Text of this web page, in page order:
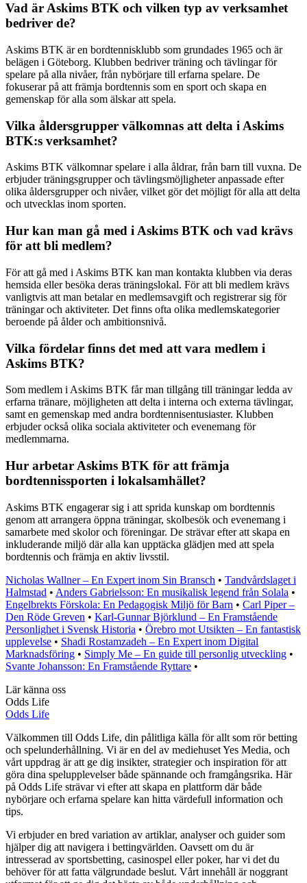
Vad är Askims BTK och vilken typ av verksamhet
bedriver de?
Askims BTK är en bordtennisklubb som grundades 1965 och är
belägen i Göteborg. Klubben bedriver träning och tävlingar för
spelare på alla nivåer, från nybörjare till erfarna spelare. De
fokuserar på att främja bordtennis som en sport och skapa en
gemenskap för alla som älskar att spela.
Vilka åldersgrupper välkomnas att delta i Askims
BTK:s verksamhet?
Askims BTK välkomnar spelare i alla åldrar, från barn till vuxna. De
erbjuder träningsgrupper och tävlingsmöjligheter anpassade efter
olika åldersgrupper och nivåer, vilket gör det möjligt för alla att delta
och utvecklas inom sporten.
Hur kan man gå med i Askims BTK och vad krävs
för att bli medlem?
För att gå med i Askims BTK kan man kontakta klubben via deras
hemsida eller besöka deras träningslokal. För att bli medlem krävs
vanligtvis att man betalar en medlemsavgift och registrerar sig för
träningar och aktiviteter. Det finns ofta olika medlemskategorier
beroende på ålder och ambitionsnivå.
Vilka fördelar finns det med att vara medlem i
Askims BTK?
Som medlem i Askims BTK får man tillgång till träningar ledda av
erfarna tränare, möjligheten att delta i interna och externa tävlingar,
samt en gemenskap med andra bordtennisentusiaster. Klubben
erbjuder också olika sociala aktiviteter och evenemang för
medlemmarna.
Hur arbetar Askims BTK för att främja
bordtennissporten i lokalsamhället?
Askims BTK engagerar sig i att sprida kunskap om bordtennis
genom att arrangera öppna träningar, skolbesök och evenemang i
samarbete med skolor och föreningar. De strävar efter att skapa en
inkluderande miljö där alla kan upptäcka glädjen med att spela
bordtennis och främja en aktiv livsstil.
Nicholas Wallner – En Expert inom Sin Bransch • Tandvårdslaget i
Halmstad • Anders Gabrielsson: En musikalisk legend från Solala •
Engelbrekts Förskola: En Pedagogisk Miljö för Barn • Carl Piper –
Den Röde Greven • Karl-Gunnar Björklund – En Framstående
Personlighet i Svensk Historia • Örebro mot Utsikten – En fantastisk
upplevelse • Shadi Rostamzadeh – En Expert inom Digital
Marknadsföring • Simply Me – En guide till personlig utveckling •
Svante Johansson: En Framstående Ryttare •
Lär känna oss
Odds Life
Odds Life
Välkommen till Odds Life, din pålitliga källa för allt som rör betting
och spelunderhållning. Vi är en del av mediehuset Yes Media, och
vårt uppdrag är att ge dig insikter, strategier och inspiration för att
göra dina spelupplevelser både spännande och framgångsrika. Här
på Odds Life strävar vi efter att skapa en plattform där både
nybörjare och erfarna spelare kan hitta värdefull information och
tips.
Vi erbjuder en bred variation av artiklar, analyser och guider som
hjälper dig att navigera i bettingvärlden. Oavsett om du är
intresserad av sportsbetting, casinospel eller poker, har vi det du
behöver för att fatta välgrundade beslut. Vårt innehåll är noggrant